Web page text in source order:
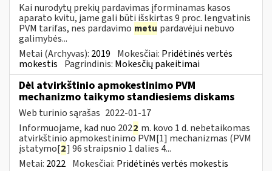
Kai nurodytų prekių pardavimas įforminamas kasos
aparato kvitu, jame gali būti išskirtas 9 proc. lengvatinis
PVM tarifas, nes pardavimo metu pardavėjui nebuvo
galimybės...
Metai (Archyvas): 2019 Mokesčiai: Pridėtinės vertės
mokestis Pagrindinis: Mokesčių pakeitimai
Dėl atvirkštinio apmokestinimo PVM
mechanizmo taikymo standiesiems diskams
Web turinio sąrašas 2022-01-17
Informuojame, kad nuo 2022 m. kovo 1 d. nebetaikomas
atvirkštinio apmokestinimo PVM[1] mechanizmas (PVM
įstatymo[2] 96 straipsnio 1 dalies 4...
Metai: 2022 Mokesčiai: Pridėtinės vertės mokestis